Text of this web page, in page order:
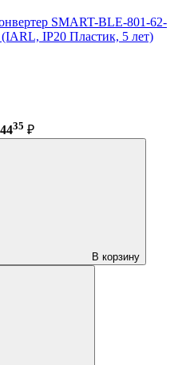
SMART-BLE-801-62-
IP20 Пластик, 5 лет)
35 ₽
В корзину